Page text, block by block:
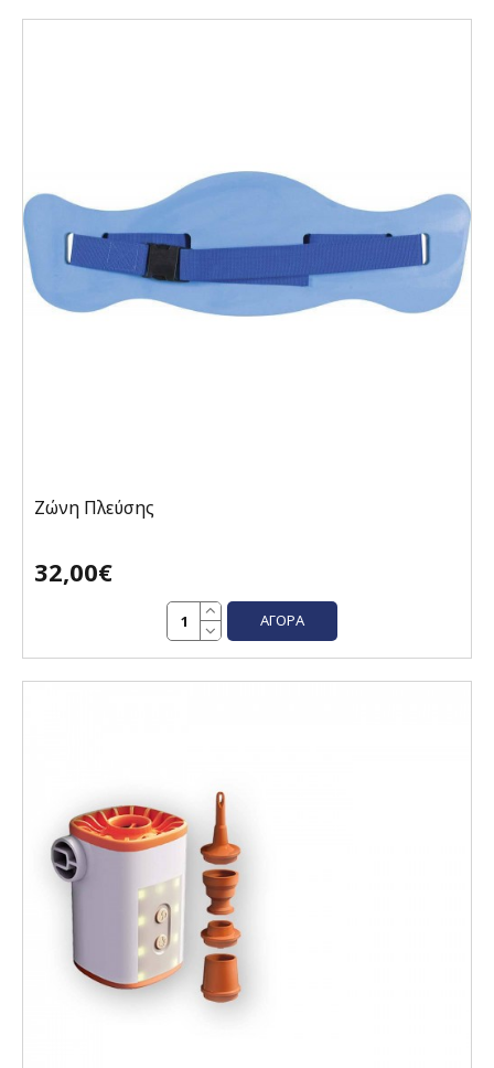
Ζώνη Πλεύσης
32,00€
ΑΓΟΡΆ